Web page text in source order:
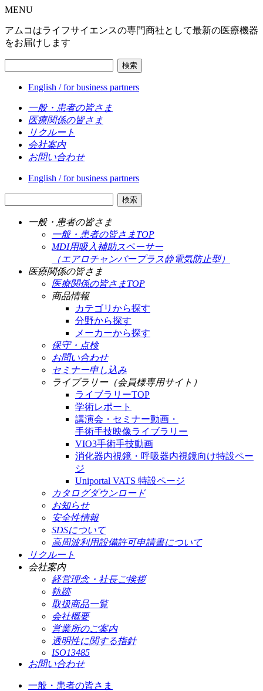
MENU
アムコはライフサイエンスの専門商社として最新の医療機器
をお届けします
検索
English / for business partners
一般・患者の皆さま
医療関係の皆さま
リクルート
会社案内
お問い合わせ
English / for business partners
検索
一般・患者の皆さま
一般・患者の皆さまTOP
MDI用吸入補助スペーサー
（エアロチャンバープラス静電気防止型）
医療関係の皆さま
医療関係の皆さまTOP
商品情報
カテゴリから探す
分野から探す
メーカーから探す
保守・点検
お問い合わせ
セミナー申し込み
ライブラリー（会員様専用サイト）
ライブラリーTOP
学術レポート
講演会・セミナー動画・
手術手技映像ライブラリー
VIO3手術手技動画
消化器内視鏡・呼吸器内視鏡向け特設ペー
ジ
Uniportal VATS 特設ページ
カタログダウンロード
お知らせ
安全性情報
SDSについて
高周波利用設備許可申請書について
リクルート
会社案内
経営理念・社長ご挨拶
軌跡
取扱商品一覧
会社概要
営業所のご案内
透明性に関する指針
ISO13485
お問い合わせ
一般・患者の皆さま